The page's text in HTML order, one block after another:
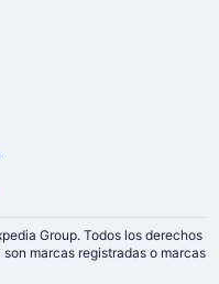
Group. Todos los derechos
marcas registradas o marcas